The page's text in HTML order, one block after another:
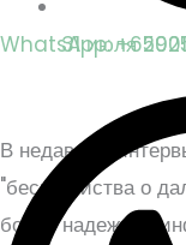
31 июля
В недавнем
"беспокойства о
более надежной
WhatsApp: